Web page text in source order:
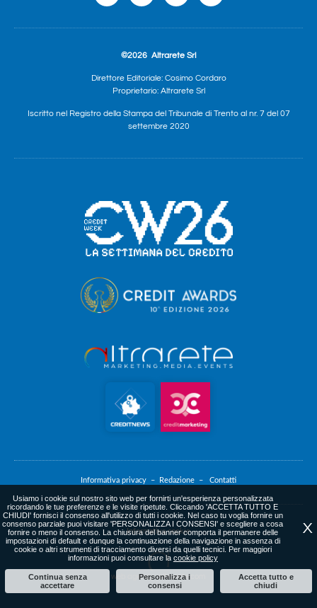
©2026 Altrarete Srl
Direttore Editoriale: Cosimo Cordaro
Proprietario: Altrarete Srl
Iscritto nel Registro della Stampa del Tribunale di Trento al nr. 7 del 07
settembre 2020
Informativa privacy – Redazione – Contatti
Informativa cookie
web agency: altrarete.com
X
Usiamo i cookie sul nostro sito web per fornirti un'esperienza personalizzata
ricordando le tue preferenze e le visite ripetute. Cliccando 'ACCETTA TUTTO E
CHIUDI' fornisci il consenso all'utilizzo di tutti i cookie. Nel caso tu voglia fornire un
consenso parziale puoi visitare 'PERSONALIZZA I CONSENSI' e scegliere a cosa
fornire o meno il consenso. La chiusura del banner comporta il permanere delle
impostazioni di default e dunque la continuazione della navigazione in assenza di
cookie o altri strumenti di tracciamento diversi da quelli tecnici. Per maggiori
informazioni puoi consultare la cookie policy
Continua senza
accettare
Personalizza i
consensi
Accetta tutto e
chiudi